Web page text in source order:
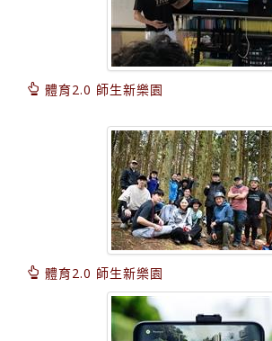
體育2.0 師生新樂園
體育2.0 師生新樂園